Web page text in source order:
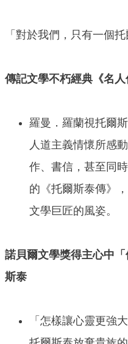
「對於我們，只有一個
傳記文學不朽經典《名
羅曼．羅蘭視托爾
人道主義情懷所感
作、書信，甚至同
的《托爾斯泰傳》
文學巨匠的風姿。
諾貝爾文學獎得主心中
斯泰
「怎樣讓心靈更強